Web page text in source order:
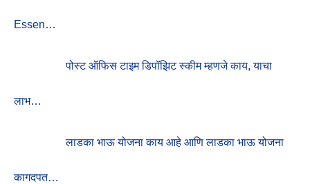
F
Essen…
पोस्ट ऑफिस टाइम डिपॉझिट स्कीम म्हणजे काय, याचा
लाभ…
लाडका भाऊ योजना काय आहे आणि लाडका भाऊ योजना
कागदपत…